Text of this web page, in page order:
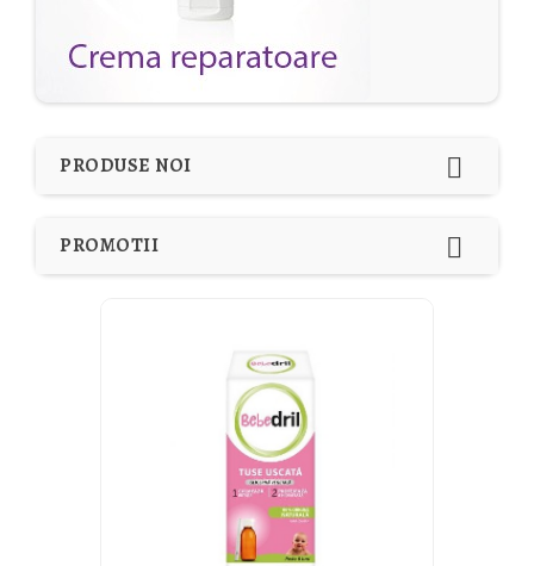
PRODUSE NOI 
PROMOTII 